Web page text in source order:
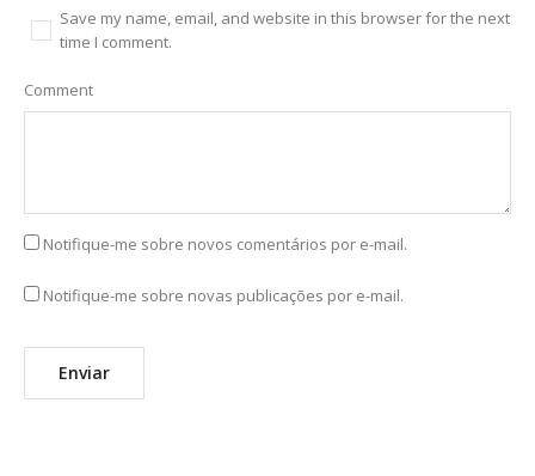
Save my name, email, and website in this browser for the next
time I comment.
Comment
Notifique-me sobre novos comentários por e-mail.
Notifique-me sobre novas publicações por e-mail.